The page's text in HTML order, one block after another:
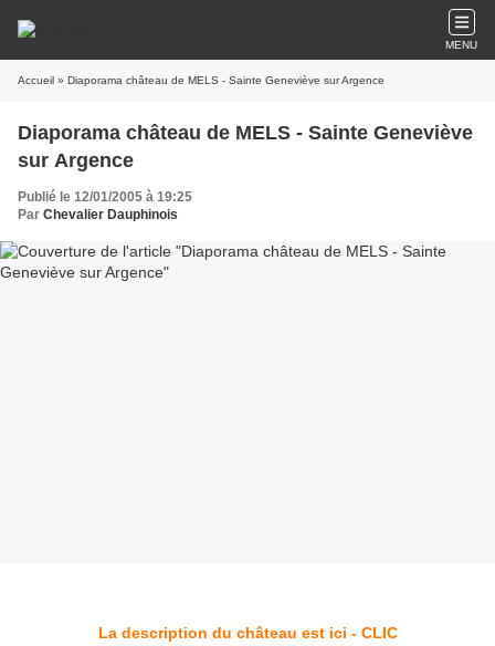
MENU
Accueil » Diaporama château de MELS - Sainte Geneviève sur Argence
Diaporama château de MELS - Sainte Geneviève
sur Argence
Publié le 12/01/2005 à 19:25
Par Chevalier Dauphinois
La description du château est ici - CLIC